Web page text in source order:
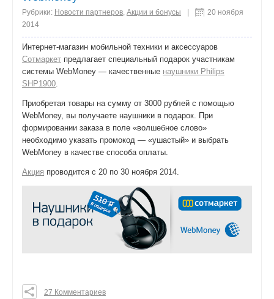
Рубрики: Новости партнеров, Акции и бонусы |
20 ноября
2014
Интернет-магазин мобильной техники и аксессуаров
Сотмаркет предлагает специальный подарок участникам
системы WebMoney — качественные наушники Philips
SHP1900
Приобретая товары на сумму от 3000 рублей с помощью
WebMoney, вы получаете наушники в подарок. При
формировании заказа в поле «волшебное слово»
необходимо указать промокод — «ушастый» и выбрать
WebMoney в качестве способа оплаты.
Акция проводится с 20 по 30 ноября 2014.
0
27 Комментариев